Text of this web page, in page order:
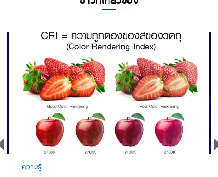
ความรู้